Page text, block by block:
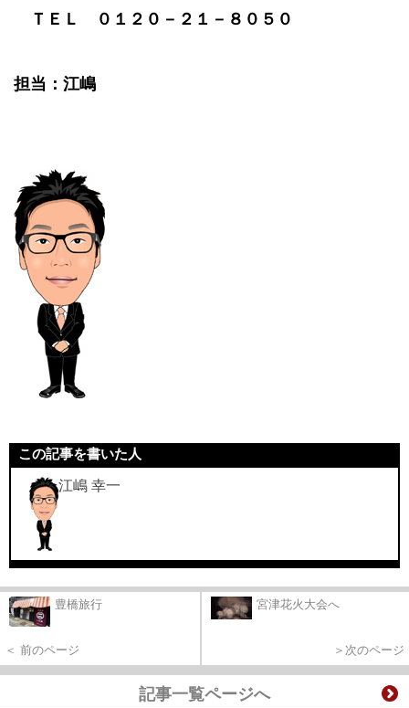
ＴＥＬ ０１２０－２１－８０５０
担当：江嶋
この記事を書いた人
江嶋 幸一
豊橋旅行
＜ 前のページ
宮津花火大会へ
＞次のページ
記事一覧ページへ